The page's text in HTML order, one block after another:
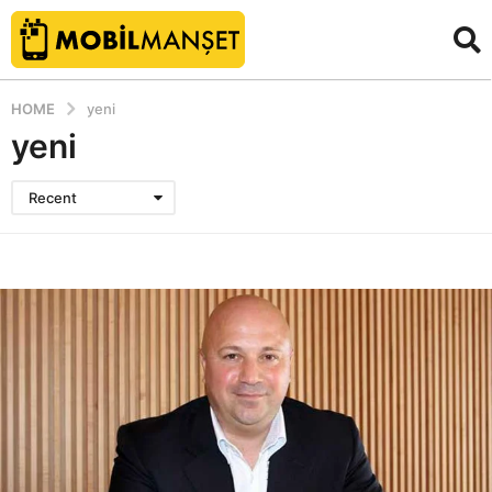
HOME yeni
yeni
Recent